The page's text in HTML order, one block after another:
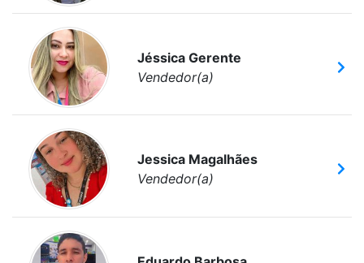
Jéssica Gerente
Vendedor(a)
Jessica Magalhães
Vendedor(a)